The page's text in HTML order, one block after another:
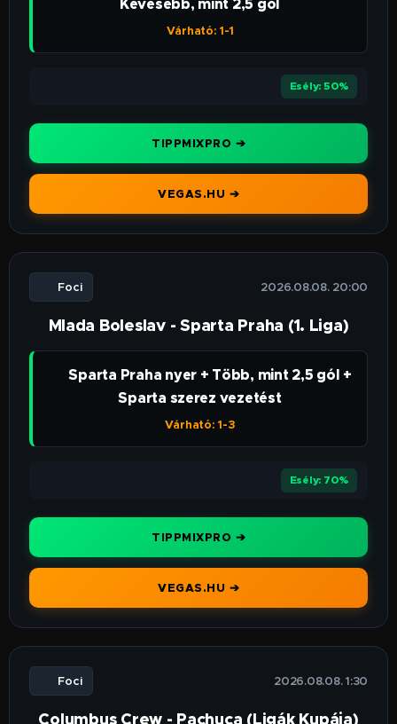
Kevesebb, mint 2,5 gól
Várható: 1-1
Esély: 50%
TIPPMIXPRO ➔
VEGAS.HU ➔
⚽ Foci 🕒 2026.08.08. 20:00
Mlada Boleslav - Sparta Praha (1. Liga)
👉 Sparta Praha nyer + Több, mint 2,5 gól +
Sparta szerez vezetést
Várható: 1-3
Esély: 70%
TIPPMIXPRO ➔
VEGAS.HU ➔
⚽ Foci 🕒 2026.08.08. 1:30
Columbus Crew - Pachuca (Ligák Kupája)